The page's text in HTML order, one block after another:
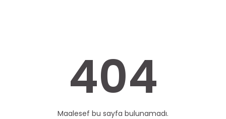
404
Maalesef bu sayfa bulunamadı.